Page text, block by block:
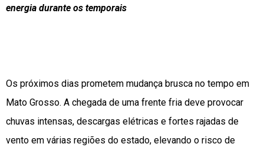
energia durante os temporais
Os próximos dias prometem mudança brusca no tempo em
Mato Grosso. A chegada de uma frente fria deve provocar
chuvas intensas, descargas elétricas e fortes rajadas de
vento em várias regiões do estado, elevando o risco de